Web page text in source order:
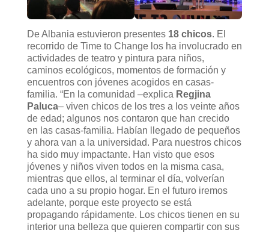
De Albania estuvieron presentes 18 chicos. El
recorrido de Time to Change los ha involucrado en
actividades de teatro y pintura para niños,
caminos ecológicos, momentos de formación y
encuentros con jóvenes acogidos en casas-
familia. “En la comunidad –explica Regjina
Paluca– viven chicos de los tres a los veinte años
de edad; algunos nos contaron que han crecido
en las casas-familia. Habían llegado de pequeños
y ahora van a la universidad. Para nuestros chicos
ha sido muy impactante. Han visto que esos
jóvenes y niños viven todos en la misma casa,
mientras que ellos, al terminar el día, volverían
cada uno a su propio hogar. En el futuro iremos
adelante, porque este proyecto se está
propagando rápidamente. Los chicos tienen en su
interior una belleza que quieren compartir con sus